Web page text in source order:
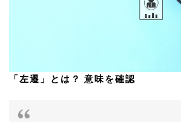
「左遷」とは？ 意味を確認